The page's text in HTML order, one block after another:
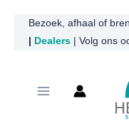
naar
inhoud
Bezoek, afhaal of
Dealers | Volg ons